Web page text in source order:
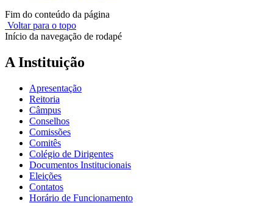
Fim do conteúdo da página
Voltar para o topo
Início da navegação de rodapé
A Instituição
Apresentação
Reitoria
Câmpus
Conselhos
Comissões
Comitês
Colégio de Dirigentes
Documentos Institucionais
Eleições
Contatos
Horário de Funcionamento